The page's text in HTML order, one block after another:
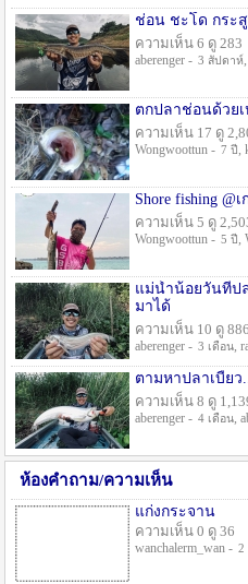
ช่อน ชะโด กระ
ความเห็น 6 ดู 283
aberenger - 3 สัปดาห์
ตกปลาช่อนด้วย
ความเห็น 17 ดู
Wongwoottun - 7 ปี ,
Shore fishing @
ความเห็น 5 ดู
Wongwoottun - 5 ปี ,
แม่น้ำน้อยวันที่ป
มาได้
ความเห็น 10 ดู 886
aberenger - 3 เดือน,
ตามหาปลาเบี้ย
ความเห็น 8 ดู
aberenger - 4 เดือน,
ห้องคำถาม/ความเห็น
แก่งกระจาน
ความเห็น 0 ดู 36
wanchalerm_wan - 2